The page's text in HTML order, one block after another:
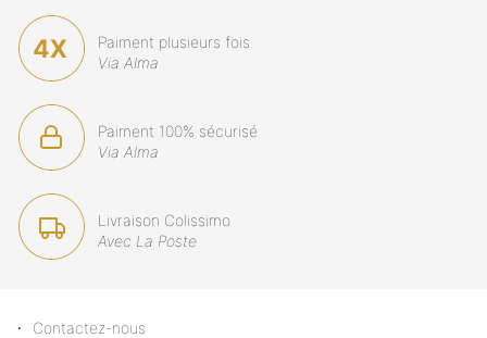
Paiment plusieurs fois
Via Alma
Paiment 100% sécurisé
Via Alma
Livraison Colissimo
Avec La Poste
Contactez-nous